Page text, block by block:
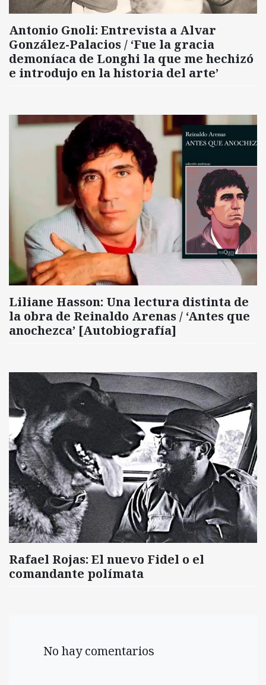
Antonio Gnoli: Entrevista a Alvar
González-Palacios / ‘Fue la gracia
demoníaca de Longhi la que me hechizó
e introdujo en la historia del arte’
Liliane Hasson: Una lectura distinta de
la obra de Reinaldo Arenas / ‘Antes que
anochezca’ [Autobiografía]
Rafael Rojas: El nuevo Fidel o el
comandante polímata
No hay comentarios